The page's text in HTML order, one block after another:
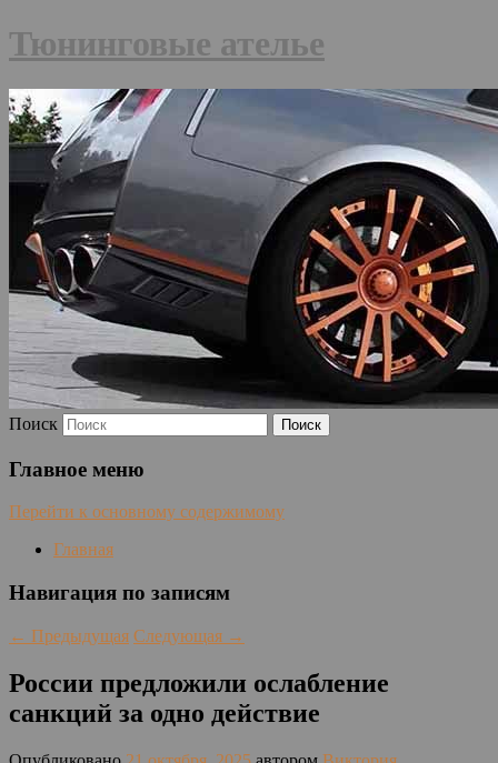
Тюнинговые ателье
Поиск
Главное меню
Перейти к основному содержимому
Главная
Навигация по записям
← Предыдущая Следующая →
России предложили ослабление
санкций за одно действие